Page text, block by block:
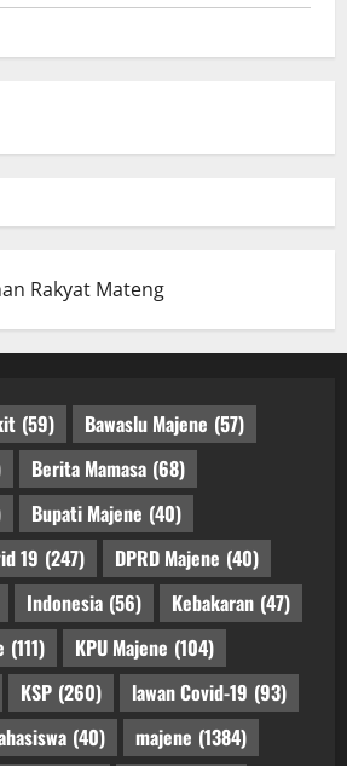
(59) Bawaslu Majene (57)
Berita Mamasa (68)
Bupati Majene (40)
19 (247) DPRD Majene (40)
Indonesia (56) Kebakaran (47)
(111) KPU Majene (104)
KSP (260) lawan Covid-19 (93)
(40) majene (1384)